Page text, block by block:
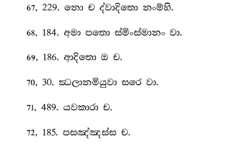
67, 229. නො ච ද්වාදිතො නංම්හි.
68, 184. අමා පතො ස්මිංස්මානං වා.
69, 186. ආදිතො ඔ ච.
70, 30. ඣලානමියුවා සරෙ වා.
71, 489. යවකාරා ච.
72, 185. පසඤ්ඤස්ස ච.